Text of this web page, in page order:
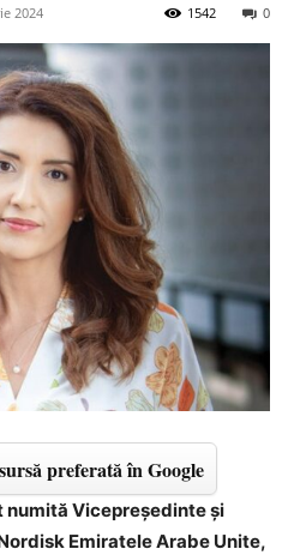
2024 0
1542
preferată în Google
numită Vicepreşedinte şi
Emiratele Arabe Unite,